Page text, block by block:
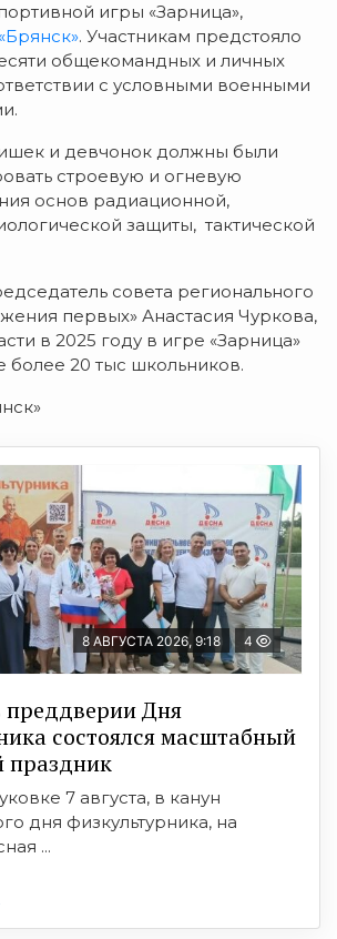
игры «Зарница»,
. Участникам предстояло
общекомандных и личных
с условными военными
и девчонок должны были
строевую и огневую
основ радиационной,
защиты, тактической
совета регионального
первых» Анастасия Чуркова,
в 2025 году в игре «Зарница»
более 20 тыс школьников.
8 АВГУСТА 2026, 9:18 4
преддверии Дня
состоялся масштабный
праздник
7 августа, в канун
дня физкультурника, на
...